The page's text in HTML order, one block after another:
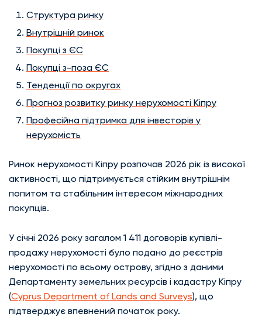
Структура ринку
Внутрішній ринок
Покупці з ЄС
Покупці з-поза ЄС
Тенденції по округах
Прогноз розвитку ринку нерухомості Кіпру
Професійна підтримка для інвесторів у
нерухомість
Ринок нерухомості Кіпру розпочав 2026 рік із високої
активності, що підтримується стійким внутрішнім
попитом та стабільним інтересом міжнародних
покупців.
У січні 2026 року загалом 1 411 договорів купівлі-
продажу нерухомості було подано до реєстрів
нерухомості по всьому острову, згідно з даними
Департаменту земельних ресурсів і кадастру Кіпру
(Cyprus Department of Lands and Surveys), що
підтверджує впевнений початок року.